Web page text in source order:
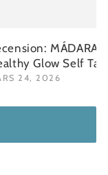
MÁDARA
Glow Self
24, 2026